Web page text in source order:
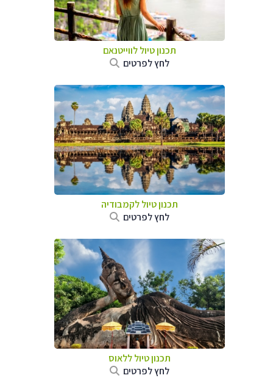
תכנון טיול לווייטנאם
לחץ לפרטים
תכנון טיוללקמבודיה
לחץ לפרטים
תכנון טיולללאוס
לחץ לפרטים